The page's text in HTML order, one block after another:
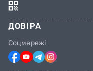
ДОВІРА
Соцмережі